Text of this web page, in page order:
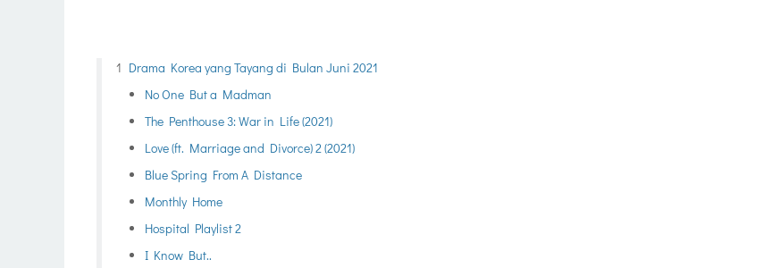
Drama Korea yang Tayang di Bulan Juni 2021
No One But a Madman
The Penthouse 3: War in Life (2021)
Love (ft. Marriage and Divorce) 2 (2021)
Blue Spring From A Distance
Monthly Home
Hospital Playlist 2
I Know But..